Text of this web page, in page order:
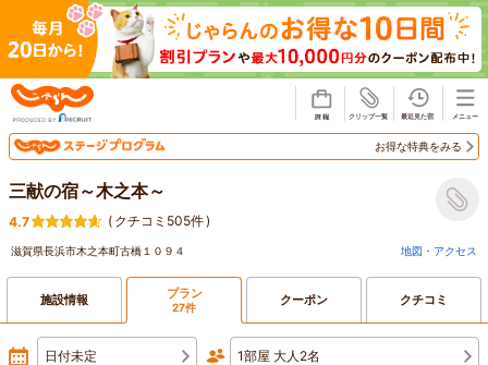
お得な特典をみる
三献の宿～木之本～
4.7 ( クチコミ505件)
滋賀県長浜市木之本町古橋１０９４ 地図・アクセス
施設情報 プラン
27件 クーポン クチコミ
日付未定 1部屋 大人2名